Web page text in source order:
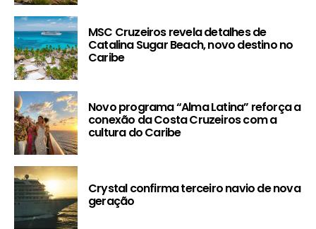
MSC Cruzeiros revela detalhes de
Catalina Sugar Beach, novo destino no
Caribe
Novo programa “Alma Latina” reforça a
conexão da Costa Cruzeiros com a
cultura do Caribe
Crystal confirma terceiro navio de nova
geração